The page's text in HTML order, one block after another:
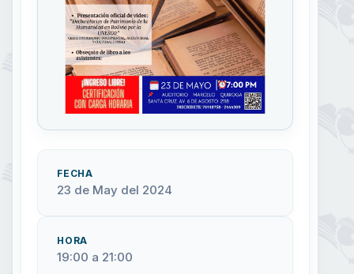
FECHA
23 de May del 2024
HORA
19:00 a 21:00